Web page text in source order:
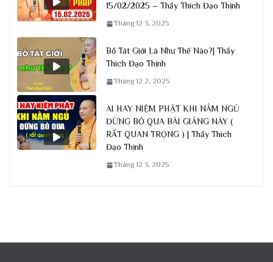
15/02/2025 – Thầy Thích Đạo Thịnh
Tháng 12 3, 2025
Bồ Tát Giới Là Như Thế Nào?| Thầy
Thích Đạo Thịnh
Tháng 12 2, 2025
AI HAY NIỆM PHẬT KHI NẰM NGỦ
ĐỪNG BỎ QUA BÀI GIẢNG NÀY (
RẤT QUAN TRỌNG ) | Thầy Thích
Đạo Thịnh
Tháng 12 3, 2025